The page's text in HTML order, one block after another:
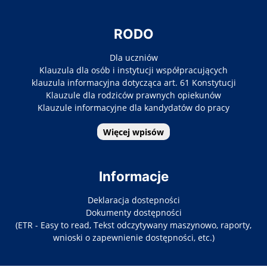
RODO
Dla uczniów
Klauzula dla osób i instytucji współpracujących
klauzula informacyjna dotycząca art. 61 Konstytucji
Klauzule dla rodziców prawnych opiekunów
Klauzule informacyjne dla kandydatów do pracy
Więcej wpisów
Informacje
Deklaracja dostepności
Dokumenty dostępności
(ETR - Easy to read, Tekst odczytywany maszynowo, raporty,
wnioski o zapewnienie dostępności, etc.)